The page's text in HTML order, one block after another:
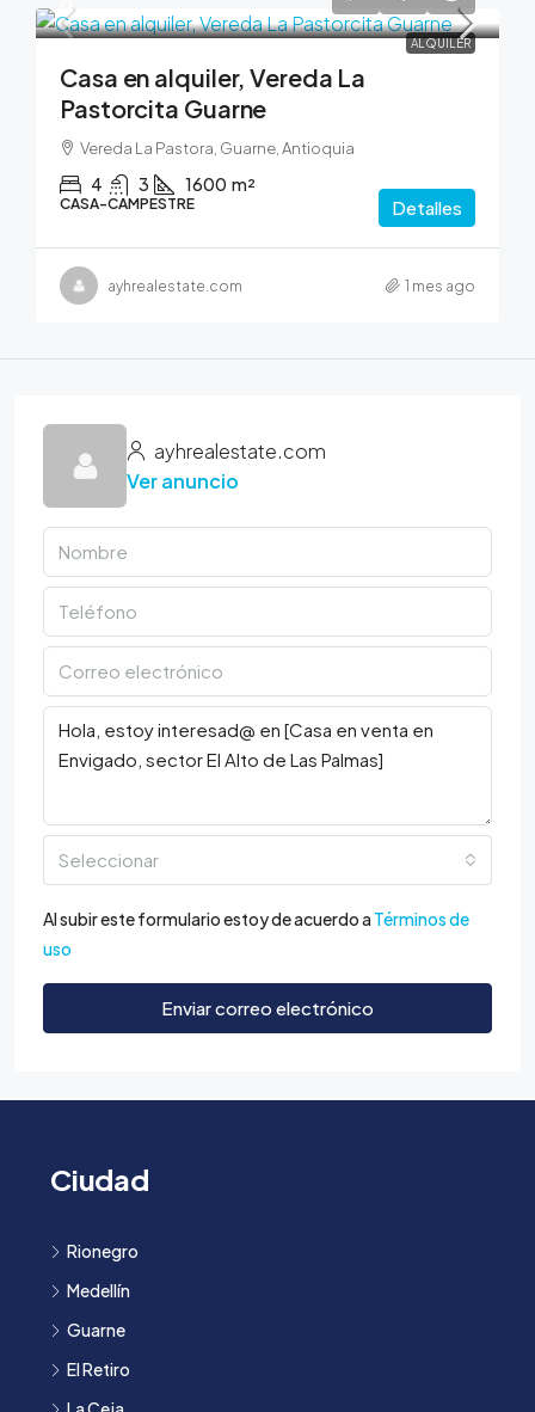
ALQUILER
Casa en alquiler, Vereda La
Pastorcita Guarne
Vereda La Pastora, Guarne, Antioquia
4 3 1600 m²
CASA-CAMPESTRE Detalles
ayhrealestate.com 1 mes ago
ayhrealestate.com
Ver anuncio
Seleccionar
Al subir este formulario estoy de acuerdo a Términos de
uso
Enviar correo electrónico
Ciudad
Rionegro
Medellín
Guarne
El Retiro